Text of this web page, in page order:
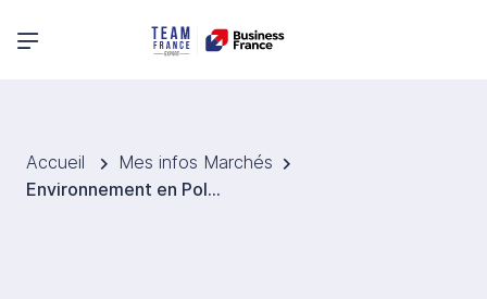
Menu principal
Accueil
Mes infos Marchés
Environnement en Pologne